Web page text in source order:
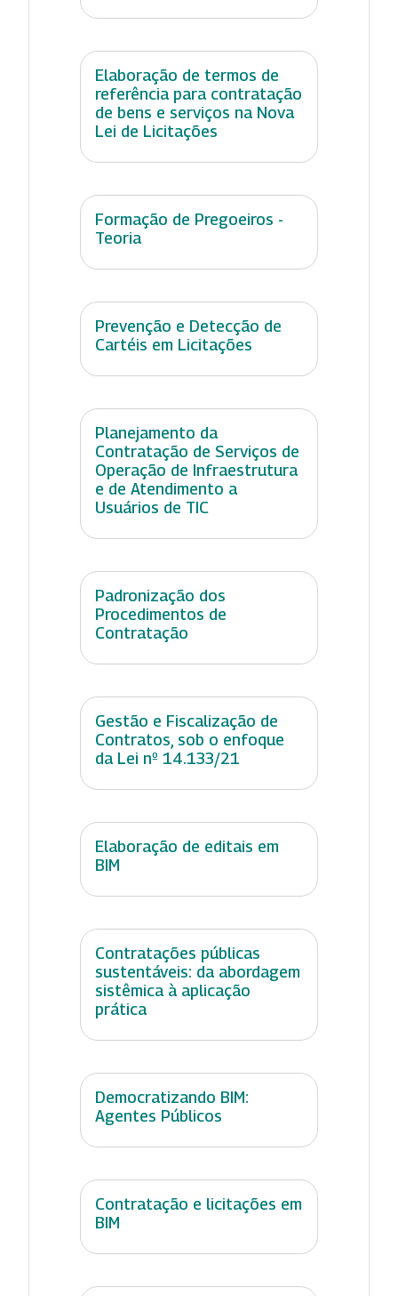
Elaboração de termos de
referência para contratação
de bens e serviços na Nova
Lei de Licitações
Formação de Pregoeiros -
Teoria
Prevenção e Detecção de
Cartéis em Licitações
Planejamento da
Contratação de Serviços de
Operação de Infraestrutura
e de Atendimento a
Usuários de TIC
Padronização dos
Procedimentos de
Contratação
Gestão e Fiscalização de
Contratos, sob o enfoque
da Lei nº 14.133/21
Elaboração de editais em
BIM
Contratações públicas
sustentáveis: da abordagem
sistêmica à aplicação
prática
Democratizando BIM:
Agentes Públicos
Contratação e licitações em
BIM